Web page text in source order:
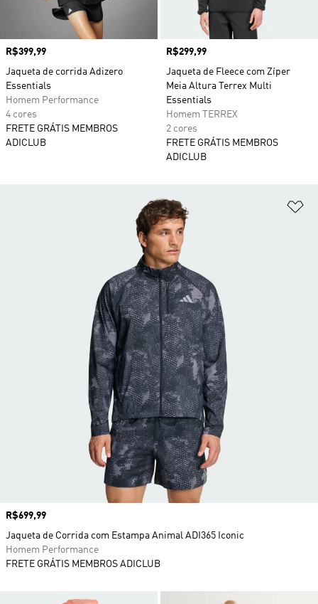
Preço
R$399,99
Jaqueta de corrida Adizero
Essentials
Homem Performance
4 cores
FRETE GRÁTIS MEMBROS
ADICLUB
Preço
R$299,99
Jaqueta de Fleece com Zíper
Meia Altura Terrex Multi
Essentials
Homem TERREX
2 cores
FRETE GRÁTIS MEMBROS
ADICLUB
Preço
R$699,99
Jaqueta de Corrida com Estampa Animal ADI365 Iconic
Homem Performance
FRETE GRÁTIS MEMBROS ADICLUB